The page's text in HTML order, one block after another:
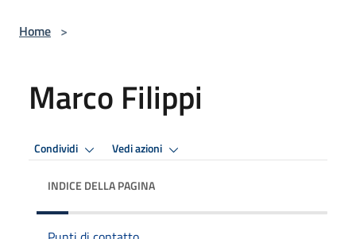
Home >
Marco Filippi
Condividi Vedi azioni
INDICE DELLA PAGINA